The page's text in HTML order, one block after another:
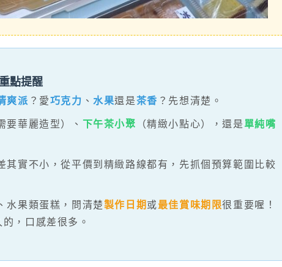
點提醒
爽派 ？愛巧克力 、 水果還是茶香 ？先想清楚。
要華麗造型）、 下午茶小聚 （精緻小點心），還是 單純嘴
其實不小，從平價到精緻路線都有，先抓個預算範圍比較
水果類蛋糕，問清楚製作日期 或最佳賞味期限很重要喔！
，口感差很多。